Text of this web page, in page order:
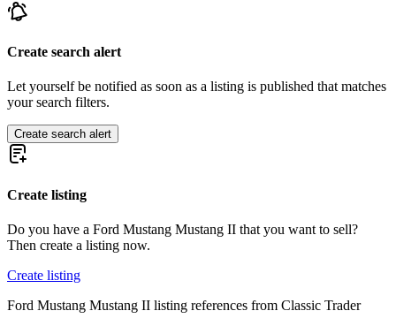
Ford Mustang I Serie 2 | T-Code
Ford Mustang I Serie 2 | X-Code
Ford Mustang I Serie 3
Ford Mustang I Serie 3 | G-Code
Ford Mustang I Serie 3 | H-Code
Ford Mustang I Serie 3 | O-Code
Ford Mustang I Serie 3 | R-Code
Ford Mustang I Serie 3 | S-Code
Ford Mustang I Serie 3 | Z-Code
Ford Mustang I Serie 4 | C-Code
Create search alert
Let yourself be notified as soon as a listing is published that matches
your search filters.
Create search alert
Create listing
Do you have a Ford Mustang Mustang II that you want to sell?
Then create a listing now.
Create listing
Ford Mustang Mustang II listing references from Classic Trader